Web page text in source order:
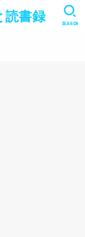
読書録 SEARCH